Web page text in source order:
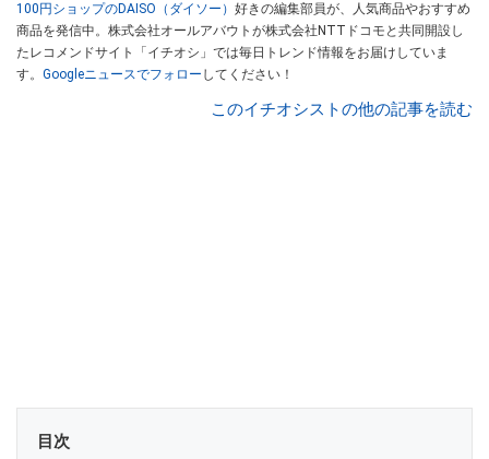
100円ショップのDAISO（ダイソー） 好きの編集部員が、人気商品やおすすめ
商品を発信中。株式会社オールアバウトが株式会社NTTドコモと共同開設し
たレコメンドサイト「イチオシ」では毎日トレンド情報をお届けしていま
す。 Googleニュースでフォロー してください！
このイチオシストの他の記事を読む
目次